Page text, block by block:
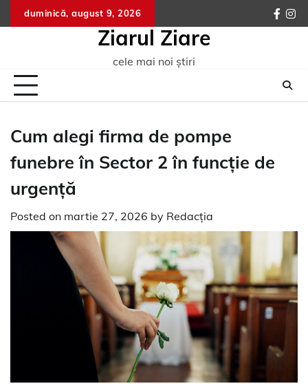
to
duminică, august 9, 2026
Ziarul Ziare
cele mai noi știri
Cum alegi firma de pompe
funebre în Sector 2 în funcție de
urgență
Posted on martie 27, 2026 by Redacția